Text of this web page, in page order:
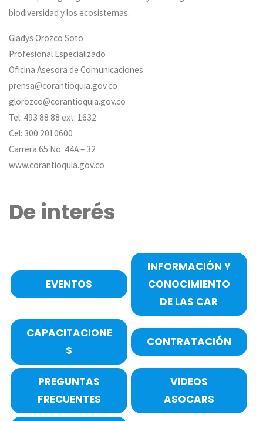
biodiversidad y los ecosistemas.
Gladys Orozco Soto
Profesional Especializado
Oficina Asesora de Comunicaciones
prensa@corantioquia.gov.co
glorozco@corantioquia.gov.co
Tel: 493 88 88 ext: 1632
Cel: 300 2010600
Carrera 65 No. 44A – 32
www.corantioquia.gov.co
De interés
EVENTOS
INFORMACIÓN Y
CONOCIMIENTO
DE LAS CAR
CAPACITACIONE
S
CONTRATACIÓN
PREGUNTAS
FRECUENTES
VIDEOS
ASOCARS